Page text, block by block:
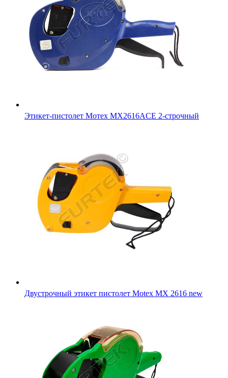
Этикет-пистолет Мотех МХ2616ACE 2-строчный
Двустрочный этикет пистолет Motex MX 2616 new